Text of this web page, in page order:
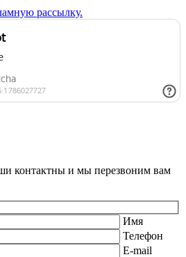
рассылку.
контактны и мы перезвоним вам
Имя
Телефон
E-mail